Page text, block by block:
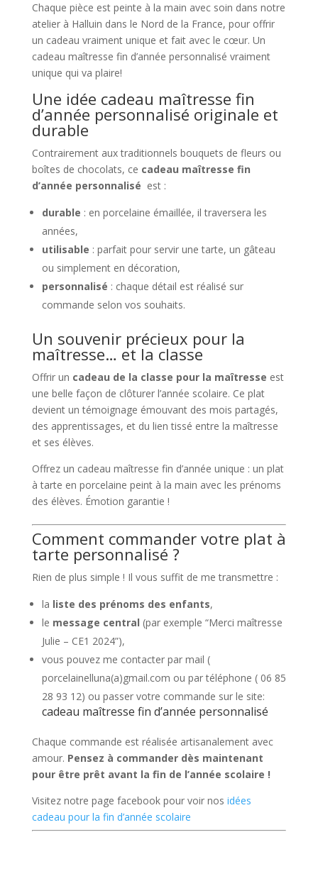
Chaque pièce est peinte à la main avec soin dans notre
atelier à Halluin dans le Nord de la France, pour offrir
un cadeau vraiment unique et fait avec le cœur. Un
cadeau maîtresse fin d’année personnalisé vraiment
unique qui va plaire!
Une idée cadeau maîtresse fin
d’année personnalisé originale et
durable
Contrairement aux traditionnels bouquets de fleurs ou
boîtes de chocolats, ce cadeau maîtresse fin
d’année personnalisé est :
durable : en porcelaine émaillée, il traversera les
années,
utilisable : parfait pour servir une tarte, un gâteau
ou simplement en décoration,
personnalisé : chaque détail est réalisé sur
commande selon vos souhaits.
Un souvenir précieux pour la
maîtresse… et la classe
Offrir un cadeau de la classe pour la maîtresse est
une belle façon de clôturer l’année scolaire. Ce plat
devient un témoignage émouvant des mois partagés,
des apprentissages, et du lien tissé entre la maîtresse
et ses élèves.
Offrez un cadeau maîtresse fin d’année unique : un plat
à tarte en porcelaine peint à la main avec les prénoms
des élèves. Émotion garantie !
Comment commander votre plat à
tarte personnalisé ?
Rien de plus simple ! Il vous suffit de me transmettre :
la liste des prénoms des enfants,
le message central (par exemple “Merci maîtresse
Julie – CE1 2024”),
vous pouvez me contacter par mail (
porcelainelluna(a)gmail.com ou par téléphone ( 06 85
28 93 12) ou passer votre commande sur le site:
cadeau maîtresse fin d’année personnalisé
Chaque commande est réalisée artisanalement avec
amour. Pensez à commander dès maintenant
pour être prêt avant la fin de l’année scolaire !
Visitez notre page facebook pour voir nos idées
cadeau pour la fin d’année scolaire